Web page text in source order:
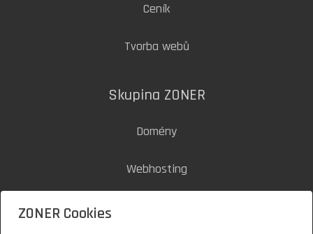
Ceník
Tvorba webů
Skupina ZONER
Domény
Webhosting
ZONER Cookies